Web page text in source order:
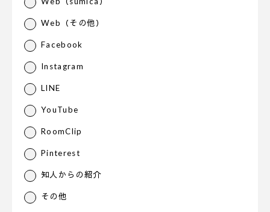
Web（その他）
Facebook
Instagram
LINE
YouTube
RoomClip
Pinterest
知人からの紹介
その他